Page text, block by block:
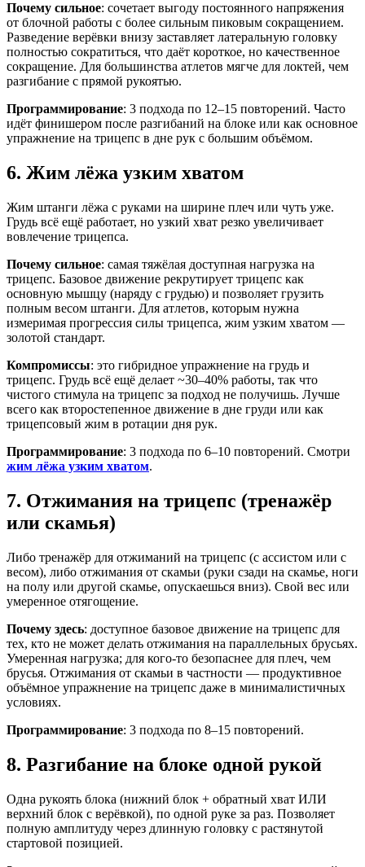
Почему сильное: сочетает выгоду постоянного напряжения
от блочной работы с более сильным пиковым сокращением.
Разведение верёвки внизу заставляет латеральную головку
полностью сократиться, что даёт короткое, но качественное
сокращение. Для большинства атлетов мягче для локтей, чем
разгибание с прямой рукоятью.
Программирование: 3 подхода по 12–15 повторений. Часто
идёт финишером после разгибаний на блоке или как основное
упражнение на трицепс в дне рук с большим объёмом.
6. Жим лёжа узким хватом
Жим штанги лёжа с руками на ширине плеч или чуть уже.
Грудь всё ещё работает, но узкий хват резко увеличивает
вовлечение трицепса.
Почему сильное: самая тяжёлая доступная нагрузка на
трицепс. Базовое движение рекрутирует трицепс как
основную мышцу (наряду с грудью) и позволяет грузить
полным весом штанги. Для атлетов, которым нужна
измеримая прогрессия силы трицепса, жим узким хватом —
золотой стандарт.
Компромиссы: это гибридное упражнение на грудь и
трицепс. Грудь всё ещё делает ~30–40% работы, так что
чистого стимула на трицепс за подход не получишь. Лучше
всего как второстепенное движение в дне груди или как
трицепсовый жим в ротации дня рук.
Программирование: 3 подхода по 6–10 повторений. Смотри
жим лёжа узким хватом.
7. Отжимания на трицепс (тренажёр
или скамья)
Либо тренажёр для отжиманий на трицепс (с ассистом или с
весом), либо отжимания от скамьи (руки сзади на скамье, ноги
на полу или другой скамье, опускаешься вниз). Свой вес или
умеренное отягощение.
Почему здесь: доступное базовое движение на трицепс для
тех, кто не может делать отжимания на параллельных брусьях.
Умеренная нагрузка; для кого-то безопаснее для плеч, чем
брусья. Отжимания от скамьи в частности — продуктивное
объёмное упражнение на трицепс даже в минималистичных
условиях.
Программирование: 3 подхода по 8–15 повторений.
8. Разгибание на блоке одной рукой
Одна рукоять блока (нижний блок + обратный хват ИЛИ
верхний блок с верёвкой), по одной руке за раз. Позволяет
полную амплитуду через длинную головку с растянутой
стартовой позицией.